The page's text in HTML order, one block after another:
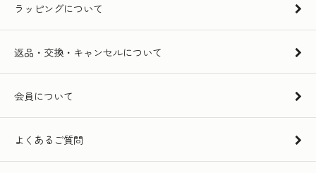
ラッピングについて
返品・交換・キャンセルについて
会員について
よくあるご質問